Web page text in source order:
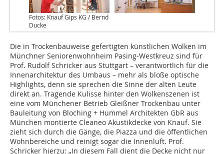
Fotos: Knauf Gips KG / Bernd
Ducke
Die in Trockenbauweise gefertigten künstlichen Wolken im
Münchner Seniorenwohnheim Pasing-Westkreuz sind für
Prof. Rudolf Schricker aus Stuttgart – verantwortlich für die
Innenarchitektur des Umbaus – mehr als bloße optische
Highlights, denn sie sprechen die Sinne der alten Leute
direkt an. Tragende Kulisse hinter den Wolkenszenen ist
eine vom Münchener Betrieb Gleißner Trockenbau unter
Bauleitung von Bloching + Hummel Architekten GbR aus
München montierte Cleaneo Akustikdecke von Knauf. Sie
zieht sich durch die Gänge, die Piazza und die öffentlichen
Wohnbereiche und reinigt sogar die Innenluft. Prof.
Schricker hierzu: „In diesem Fall dient die Decke nicht nur